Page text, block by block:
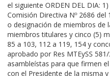
el siguiente ORDEN DEL DIA:
Comisión Directiva Nº 2686
o designación de miembros de
miembros titulares y cinco (5)
85 a 103, 112 a 119, 154 y
aprobado por Res MTEySS
asambleístas para que firmen
con el Presidente de la misma